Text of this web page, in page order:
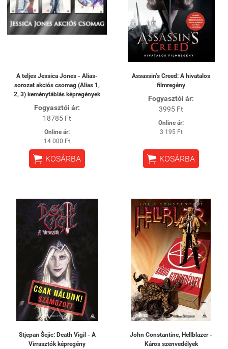
A teljes Jessica Jones - Alias-
sorozat akciós csomag (Alias 1,
2, 3) keménytáblás képregények
Fogyasztói ár:
18785 Ft
Online ár:
14 000 Ft
 KOSÁRBA
Assassin’s Creed: A hivatalos
filmregény
Fogyasztói ár:
3995 Ft
Online ár:
3 195 Ft
 KOSÁRBA
Stjepan Šejic: Death Vigil - A
Virrasztók képregény
John Constantine, Hellblazer -
Káros szenvedélyek